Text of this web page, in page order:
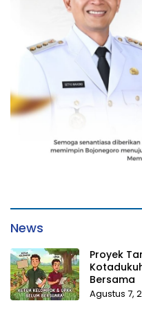
News
Proyek
Bersama
Agustus 7,